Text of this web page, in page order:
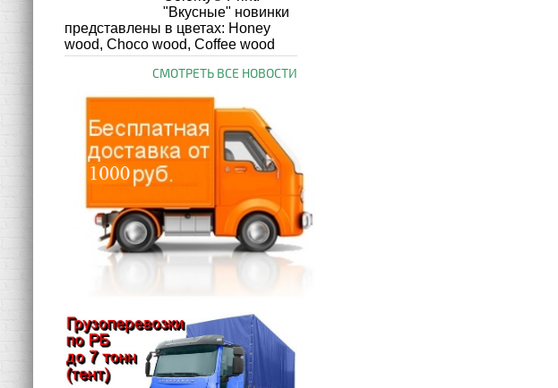
"Вкусные" новинки
представлены в цветах: Honey
wood, Choco wood, Coffee wood
СМОТРЕТЬ ВСЕ НОВОСТИ